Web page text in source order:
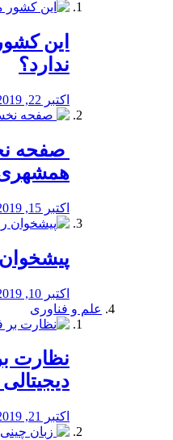
این
ندارد؟
اکتبر 22, 2019
صفحه
همشهری
اکتبر 15, 2019
اکتبر 10, 2019
علم و فناوری
نظارت
اکتبر 21, 2019